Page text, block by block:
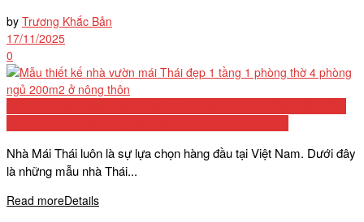
by Trương Khắc Bản
17/11/2025
0
Nhà Mái Thái luôn là sự lựa chọn hàng đầu tại Việt Nam. Dưới đây
là những mẫu nhà Thái...
Read moreDetails